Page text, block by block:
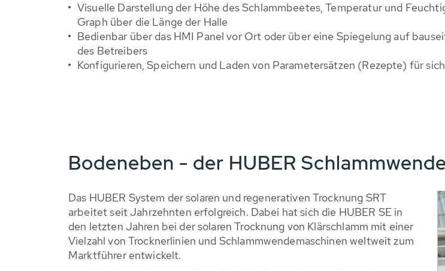
Visuelle Darstellung der Höhe des Schlammbeetes, Temperatur und
Graph über die Länge der Halle
Bedienbar über das HMI Panel vor Ort oder über eine Spiegelung auf
des Betreibers
Konfigurieren, Speichern und Laden von Parametersätzen (Rezepte) für
Bodeneben - der HUBER
Das HUBER System der solaren und regenerativen Trocknung SRT
arbeitet seit Jahrzehnten erfolgreich. Dabei hat sich die HUBER SE in
den letzten Jahren bei der solaren Trocknung von Klärschlamm mit einer
Vielzahl von Trocknerlinien und Schlammwendemaschinen weltweit zum
Marktführer entwickelt.